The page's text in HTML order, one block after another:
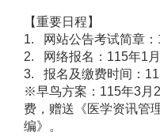
【重要日程】
1. 网站公告考试简章：
2. 网络报名：115年1
3. 报名及缴费时间：
※早鸟方案：115年3月
费，赠送《医学资讯管
编》。